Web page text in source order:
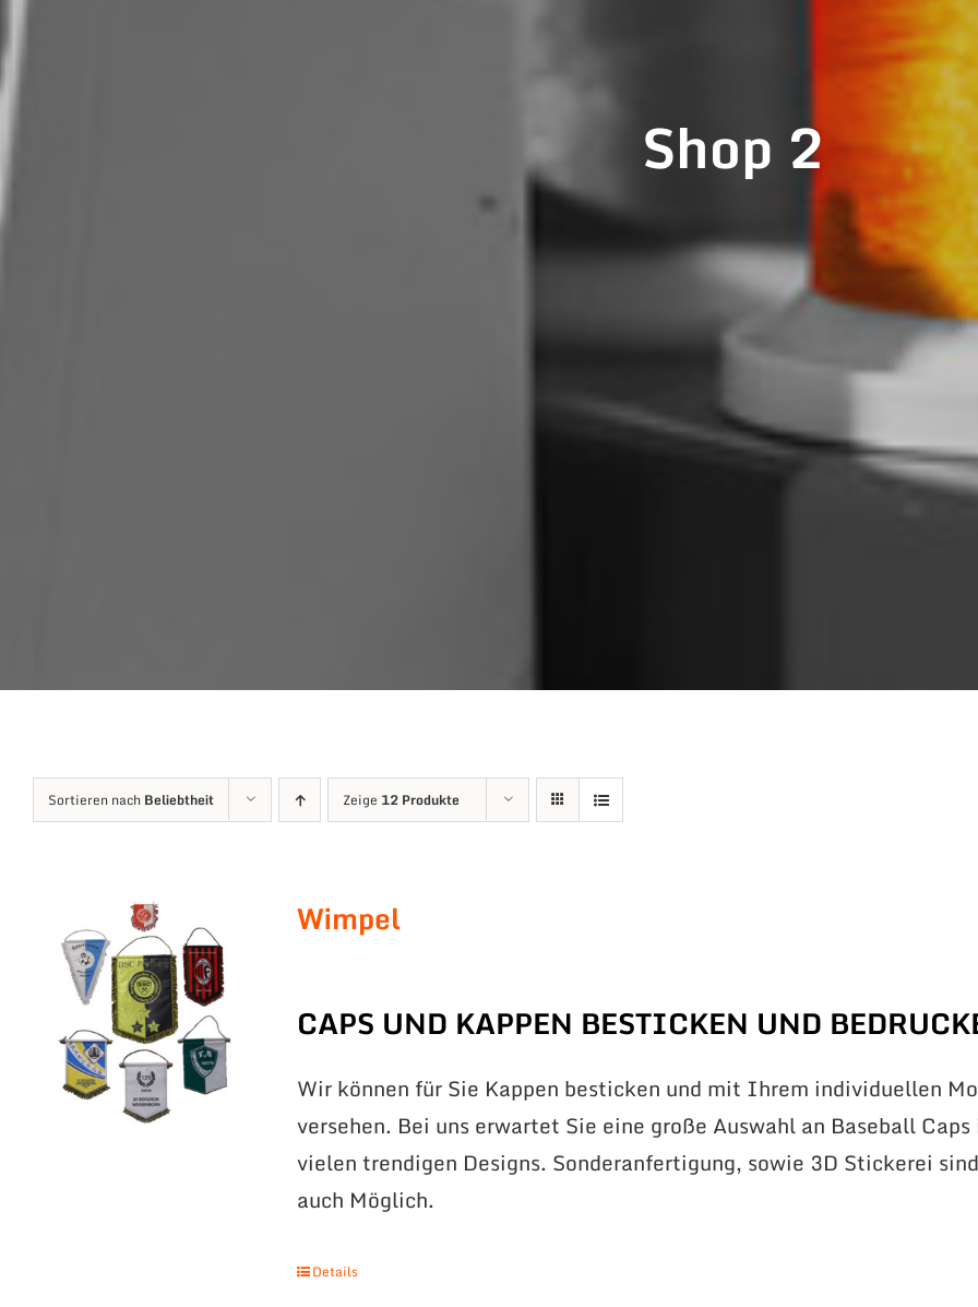
Shop 2
Sortieren nach Beliebtheit Zeige 12 Produkte
Wimpel
CAPS UND KAPPEN BESTICKEN UND
Wir können für Sie Kappen besticken und mit Ihrem individuellen
versehen. Bei uns erwartet Sie eine große Auswahl an Baseball Caps
vielen trendigen Designs. Sonderanfertigung, sowie 3D Stickerei sind
auch Möglich.
Details